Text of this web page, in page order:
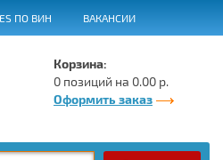
ПО ВИН ВАКАНСИИ
Корзина:
0 позиций на 0.00 р.
Оформить заказ